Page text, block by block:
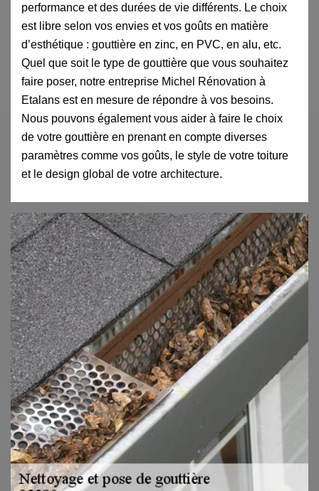
performance et des durées de vie différents. Le choix
est libre selon vos envies et vos goûts en matière
d’esthétique : gouttière en zinc, en PVC, en alu, etc.
Quel que soit le type de gouttière que vous souhaitez
faire poser, notre entreprise Michel Rénovation à
Etalans est en mesure de répondre à vos besoins.
Nous pouvons également vous aider à faire le choix
de votre gouttière en prenant en compte diverses
paramètres comme vos goûts, le style de votre toiture
et le design global de votre architecture.